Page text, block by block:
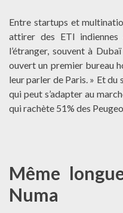
Entre startups et
attirer des ETI indiennes
l’étranger, souvent à
ouvert un premier bureau
leur parler de Paris. » Et du
qui peut s’adapter au
qui rachète 51% des
Même
Numa